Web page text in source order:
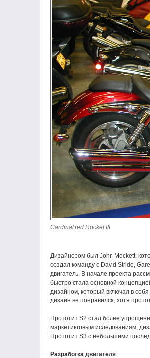
Cardinal red Rocket III
Дизайнером был John Mockett,
создал команду с David Stride,
двигатель. В начале проекта
быстро стала основной
дизайном, который включал в
дизайн не понравился, хотя
Прототип S2 стал более
маркетинговым иследованиям,
Прототип S3 с небольшими
Разработка двигателя